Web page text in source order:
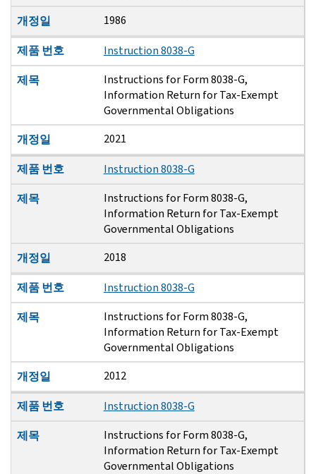
개정일
1986
제품 번호
Instruction 8038-G
제목
Instructions for Form 8038-G,
Information Return for Tax-Exempt
Governmental Obligations
개정일
2021
제품 번호
Instruction 8038-G
제목
Instructions for Form 8038-G,
Information Return for Tax-Exempt
Governmental Obligations
개정일
2018
제품 번호
Instruction 8038-G
제목
Instructions for Form 8038-G,
Information Return for Tax-Exempt
Governmental Obligations
개정일
2012
제품 번호
Instruction 8038-G
제목
Instructions for Form 8038-G,
Information Return for Tax-Exempt
Governmental Obligations